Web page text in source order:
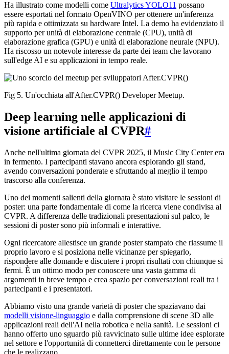
Ha illustrato come modelli come Ultralytics YOLO11 possano
essere esportati nel formato OpenVINO per ottenere un'inferenza
più rapida e ottimizzata su hardware Intel. La demo ha evidenziato il
supporto per unità di elaborazione centrale (CPU), unità di
elaborazione grafica (GPU) e unità di elaborazione neurale (NPU).
Ha riscosso un notevole interesse da parte dei team che lavorano
sull'edge AI e su applicazioni in tempo reale.
Fig 5. Un'occhiata all'After.CVPR() Developer Meetup.
Deep learning nelle applicazioni di
visione artificiale al CVPR#
Anche nell'ultima giornata del CVPR 2025, il Music City Center era
in fermento. I partecipanti stavano ancora esplorando gli stand,
avendo conversazioni ponderate e sfruttando al meglio il tempo
trascorso alla conferenza.
Uno dei momenti salienti della giornata è stato visitare le sessioni di
poster: una parte fondamentale di come la ricerca viene condivisa al
CVPR. A differenza delle tradizionali presentazioni sul palco, le
sessioni di poster sono più informali e interattive.
Ogni ricercatore allestisce un grande poster stampato che riassume il
proprio lavoro e si posiziona nelle vicinanze per spiegarlo,
rispondere alle domande e discutere i propri risultati con chiunque si
fermi. È un ottimo modo per conoscere una vasta gamma di
argomenti in breve tempo e crea spazio per conversazioni reali tra i
partecipanti e i presentatori.
Abbiamo visto una grande varietà di poster che spaziavano dai
modelli visione-linguaggio e dalla comprensione di scene 3D alle
applicazioni reali dell'AI nella robotica e nella sanità. Le sessioni ci
hanno offerto uno sguardo più ravvicinato sulle ultime idee esplorate
nel settore e l'opportunità di connetterci direttamente con le persone